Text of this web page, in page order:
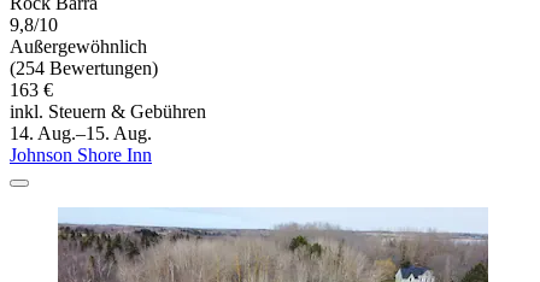
9,8/10
Außergewöhnlich
(254 Bewertungen)
163 €
inkl. Steuern & Gebühren
14. Aug.–15. Aug.
Johnson Shore Inn